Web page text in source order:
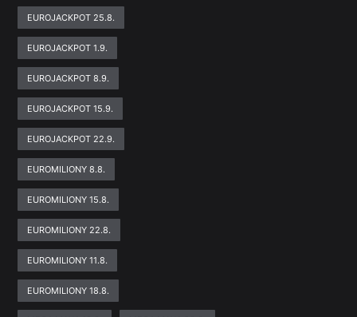
EUROJACKPOT 25.8.
EUROJACKPOT 1.9.
EUROJACKPOT 8.9.
EUROJACKPOT 15.9.
EUROJACKPOT 22.9.
EUROMILIONY 8.8.
EUROMILIONY 15.8.
EUROMILIONY 22.8.
EUROMILIONY 11.8.
EUROMILIONY 18.8.